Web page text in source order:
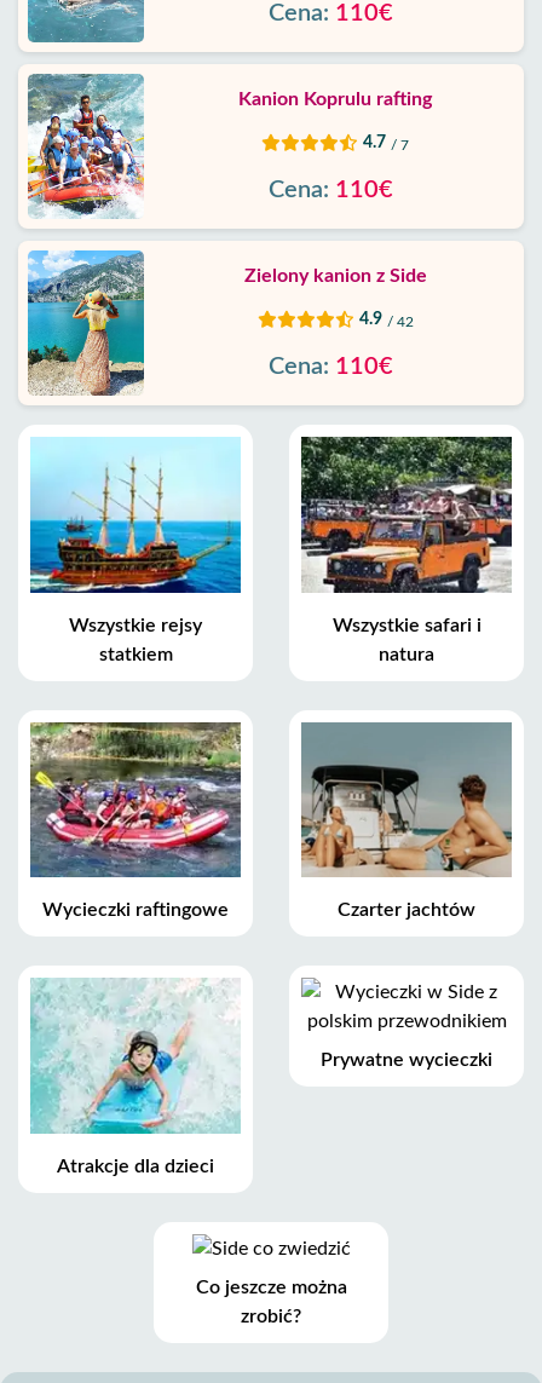
Cena: 110€
Kanion Koprulu rafting
4.7 / 7
Cena: 110€
Zielony kanion z Side
4.9 / 42
Cena: 110€
Wszystkie rejsy
statkiem
Wszystkie safari i
natura
Wycieczki raftingowe Czarter jachtów
Atrakcje dla dzieci
Prywatne wycieczki
Co jeszcze można
zrobić?